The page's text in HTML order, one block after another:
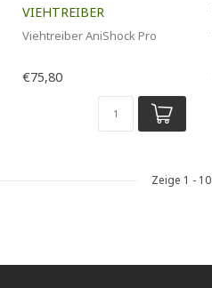
VIEHTREIBER
Viehtreiber AniShock Pro
€75,80
Zeige 1 - 10